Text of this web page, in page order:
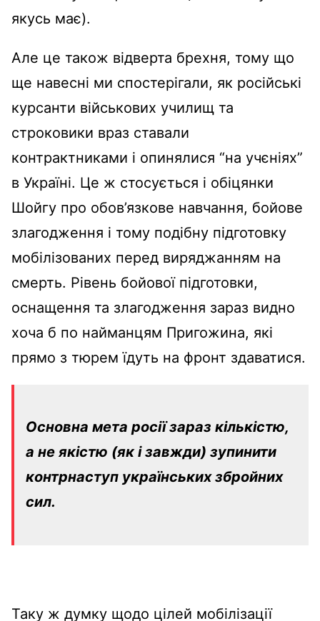
якусь має).
Але це також відверта брехня, тому що
ще навесні ми спостерігали, як російські
курсанти військових училищ та
строковики враз ставали
контрактниками і опинялися “на учєніях”
в Україні. Це ж стосується і обіцянки
Шойгу про обов’язкове навчання, бойове
злагодження і тому подібну підготовку
мобілізованих перед виряджанням на
смерть. Рівень бойової підготовки,
оснащення та злагодження зараз видно
хоча б по найманцям Пригожина, які
прямо з тюрем їдуть на фронт здаватися.
Основна мета росії зараз кількістю,
а не якістю (як і завжди) зупинити
контрнаступ українських збройних
сил.
Таку ж думку щодо цілей мобілізації